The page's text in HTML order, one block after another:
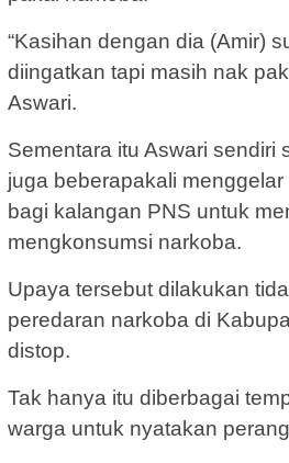
“Kasihan dengan dia (Amir)
diingatkan tapi masih nak
Aswari.
Sementara itu Aswari sendiri
juga beberapakali
bagi kalangan PNS untuk
mengkonsumsi narkoba.
Upaya tersebut dilakukan
peredaran narkoba di
distop.
Tak hanya itu diberbagai
warga untuk nyatakan